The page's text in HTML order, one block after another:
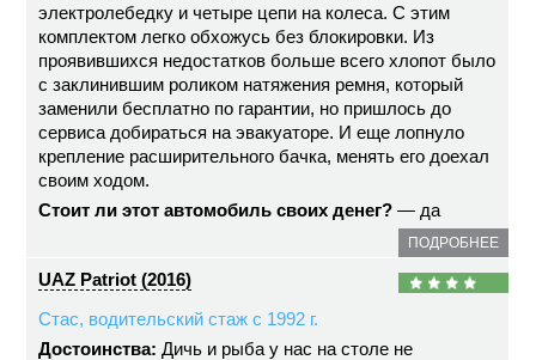
электролебедку и четыре цепи на колеса. С этим
комплектом легко обхожусь без блокировки. Из
проявившихся недостатков больше всего хлопот было
с заклинившим роликом натяжения ремня, который
заменили бесплатно по гарантии, но пришлось до
сервиса добираться на эвакуаторе. И еще лопнуло
крепление расширительного бачка, менять его доехал
своим ходом.
Стоит ли этот автомобиль своих денег? — да
ПОДРОБНЕЕ
UAZ Patriot (2016)
Стас, водительский стаж с 1992 г.
Достоинства: Дичь и рыба у нас на столе не